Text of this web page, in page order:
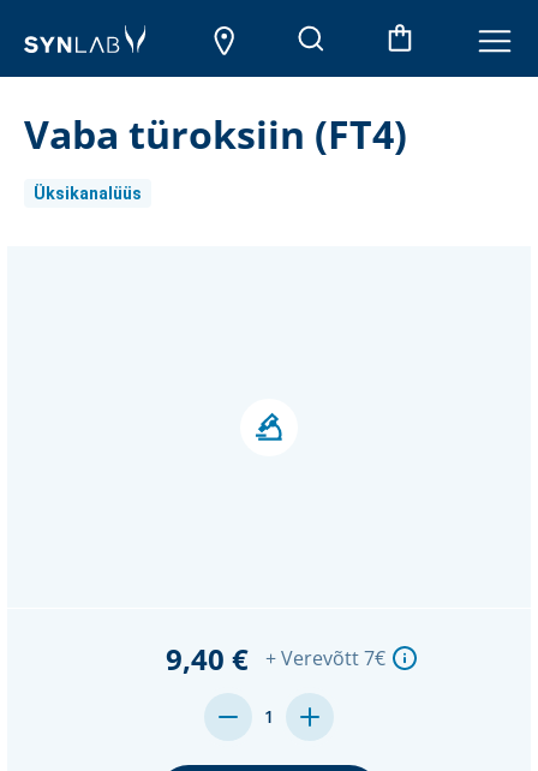
Vaba türoksiin (FT4)
Üksikanalüüs
9,40 € + Verevõtt 7€
MENGE
VON
UNDEFINED
1
MENGE
VON
UNDEFINED